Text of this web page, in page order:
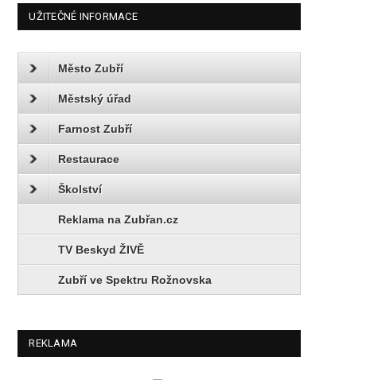
UŽITEČNÉ INFORMACE
Město Zubří
Městský úřad
Farnost Zubří
Restaurace
Školství
Reklama na Zubřan.cz
TV Beskyd ŽIVĚ
Zubří ve Spektru Rožnovska
REKLAMA